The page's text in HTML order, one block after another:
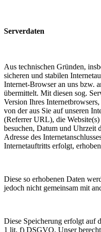
Serverdaten
Aus technischen Gründen,
sicheren und stabilen
Internet-Browser an uns bzw.
übermittelt. Mit diesen sog.
Version Ihres
von der aus Sie auf unseren
(Referrer URL), die
besuchen, Datum und Uhrzeit
Adresse des
Internetauftritts erfolgt,
Diese so erhobenen Daten
jedoch nicht gemeinsam mit
Diese Speicherung erfolgt auf
1 lit. f) DSGVO. Unser